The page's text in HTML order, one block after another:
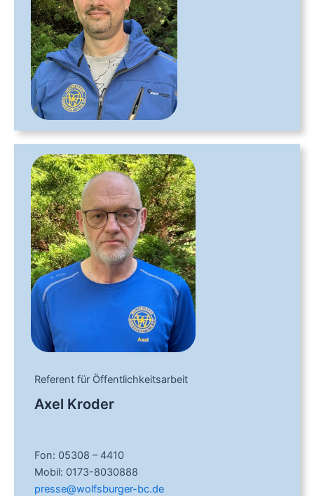
Referent für Öffentlichkeitsarbeit
Axel Kroder
Fon: 05308 – 4410
Mobil: 0173-8030888
presse@wolfsburger-bc.de